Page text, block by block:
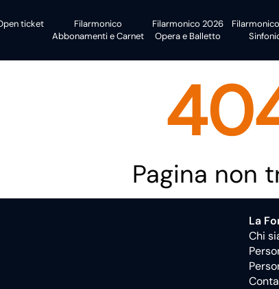
ticket
Filarmonico
Abbonamentie Carnet
Filarmonico 2026
Operae Balletto
Filarmonico
Pagina non
La
Chi